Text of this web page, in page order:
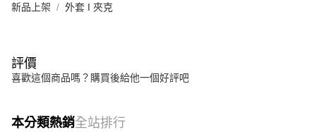
新品上架 外套 I 夾克
評價
喜歡這個商品嗎？購買後給他一個好評吧
本分類熱銷全站排行